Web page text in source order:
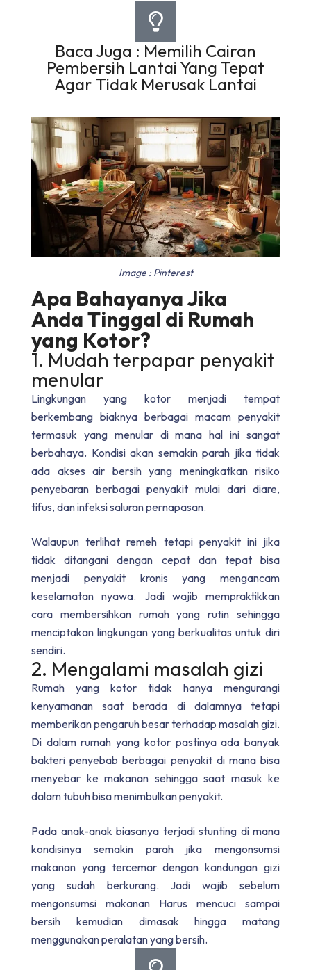
Baca Juga : Memilih Cairan
Pembersih Lantai Yang Tepat
Agar Tidak Merusak Lantai
Image : Pinterest
Apa Bahayanya Jika
Anda Tinggal di Rumah
yang Kotor?
1. Mudah terpapar penyakit
menular
Lingkungan yang kotor menjadi tempat
berkembang biaknya berbagai macam penyakit
termasuk yang menular di mana hal ini sangat
berbahaya. Kondisi akan semakin parah jika tidak
ada akses air bersih yang meningkatkan risiko
penyebaran berbagai penyakit mulai dari diare,
tifus, dan infeksi saluran pernapasan.
Walaupun terlihat remeh tetapi penyakit ini jika
tidak ditangani dengan cepat dan tepat bisa
menjadi penyakit kronis yang mengancam
keselamatan nyawa. Jadi wajib mempraktikkan
cara membersihkan rumah yang rutin sehingga
menciptakan lingkungan yang berkualitas untuk diri
sendiri.
2. Mengalami masalah gizi
Rumah yang kotor tidak hanya mengurangi
kenyamanan saat berada di dalamnya tetapi
memberikan pengaruh besar terhadap masalah gizi.
Di dalam rumah yang kotor pastinya ada banyak
bakteri penyebab berbagai penyakit di mana bisa
menyebar ke makanan sehingga saat masuk ke
dalam tubuh bisa menimbulkan penyakit.
Pada anak-anak biasanya terjadi stunting di mana
kondisinya semakin parah jika mengonsumsi
makanan yang tercemar dengan kandungan gizi
yang sudah berkurang. Jadi wajib sebelum
mengonsumsi makanan Harus mencuci sampai
bersih kemudian dimasak hingga matang
menggunakan peralatan yang bersih.